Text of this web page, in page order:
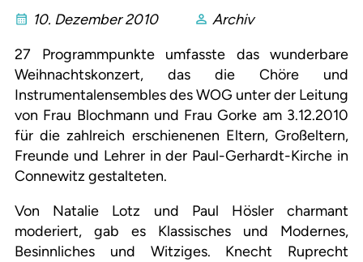
10. Dezember 2010
Archiv
27 Programmpunkte umfasste das wunderbare
Weihnachtskonzert, das die Chöre und
Instrumentalensembles des WOG unter der Leitung
von Frau Blochmann und Frau Gorke am 3.12.2010
für die zahlreich erschienenen Eltern, Großeltern,
Freunde und Lehrer in der Paul-Gerhardt-Kirche in
Connewitz gestalteten.
Von Natalie Lotz und Paul Hösler charmant
moderiert, gab es Klassisches und Modernes,
Besinnliches und Witziges. Knecht Ruprecht